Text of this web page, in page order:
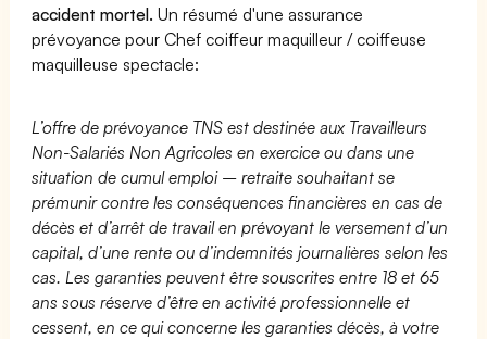
accident mortel. Un résumé d'une assurance
prévoyance pour Chef coiffeur maquilleur / coiffeuse
maquilleuse spectacle:
L’offre de prévoyance TNS est destinée aux Travailleurs
Non-Salariés Non Agricoles en exercice ou dans une
situation de cumul emploi – retraite souhaitant se
prémunir contre les conséquences financières en cas de
décès et d’arrêt de travail en prévoyant le versement d’un
capital, d’une rente ou d’indemnités journalières selon les
cas. Les garanties peuvent être souscrites entre 18 et 65
ans sous réserve d’être en activité professionnelle et
cessent, en ce qui concerne les garanties décès, à votre